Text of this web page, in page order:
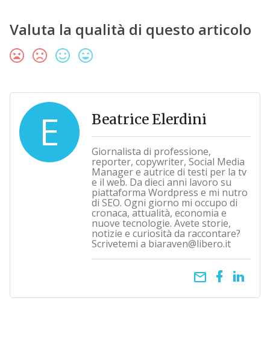
Valuta la qualità di questo articolo
E Beatrice Elerdini
Giornalista di professione,
reporter, copywriter, Social Media
Manager e autrice di testi per la tv
e il web. Da dieci anni lavoro su
piattaforma Wordpress e mi nutro
di SEO. Ogni giorno mi occupo di
cronaca, attualità, economia e
nuove tecnologie. Avete storie,
notizie e curiosità da raccontare?
Scrivetemi a biaraven@libero.it
email